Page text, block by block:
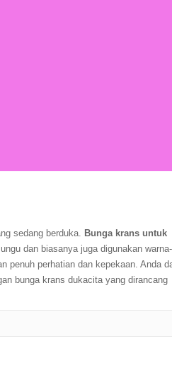
sedang berduka. Bunga krans untuk
dan biasanya juga digunakan warna-
penuh perhatian dan kepekaan. Anda
bunga krans dukacita yang dirancang